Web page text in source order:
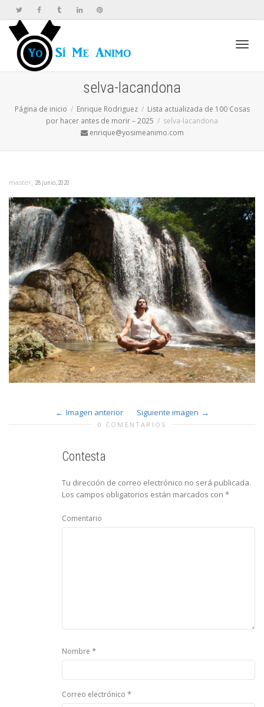
selva-lacandona
Página de inicio Enrique Rodriguez
Lista actualizada de 100 Cosas
por hacer antes de morir – 2025
selva-lacandona
enrique@yosimeanimo.com
master, 28 junio, 2020
Imagen anterior Siguiente imagen
0 COMENTARIOS
Contesta
Tu dirección de correo electrónico no será publicada.
Los campos obligatorios están marcados con *
Comentario
Nombre *
Correo electrónico *